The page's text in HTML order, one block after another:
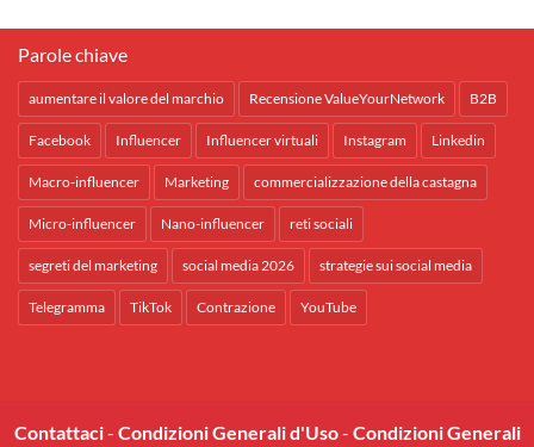
Parole chiave
aumentare il valore del marchio Recensione ValueYourNetwork B2B
Facebook Influencer Influencer virtuali Instagram Linkedin
Macro-influencer Marketing commercializzazione della castagna
Micro-influencer Nano-influencer reti sociali
segreti del marketing social media 2026 strategie sui social media
Telegramma TikTok Contrazione YouTube
Contattaci- Condizioni Generali d'Uso- Condizioni Generali